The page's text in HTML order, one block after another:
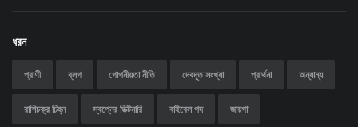
ধরন
প্রাণী ব্লগ গোপনীয়তা নীতি দেবদূত সংখ্যা প্রার্থনা অন্যান্য
রাশিচক্র চিহ্ন স্বপ্নের ডিক্টনারি বাইবেল পদ জায়গা